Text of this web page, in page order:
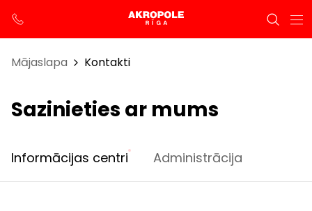
Mājaslapa Kontakti
Sazinieties ar mums
Informācijas centri Administrācija